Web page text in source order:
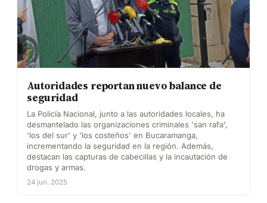
Autoridades reportan nuevo balance de
seguridad
La Policía Nacional, junto a las autoridades locales, ha
desmantelado las organizaciones criminales 'san rafa',
'los del sur' y 'los costeños' en Bucaramanga,
incrementando la seguridad en la región. Además,
destacan las capturas de cabecillas y la incautación de
drogas y armas.
24 jun. 2025